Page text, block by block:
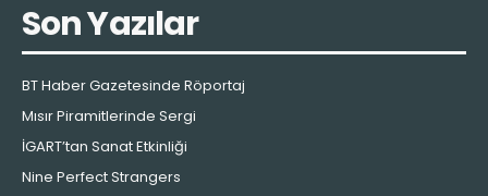
Son Yazılar
BT Haber Gazetesinde Röportaj
Mısır Piramitlerinde Sergi
İGART’tan Sanat Etkinliği
Nine Perfect Strangers